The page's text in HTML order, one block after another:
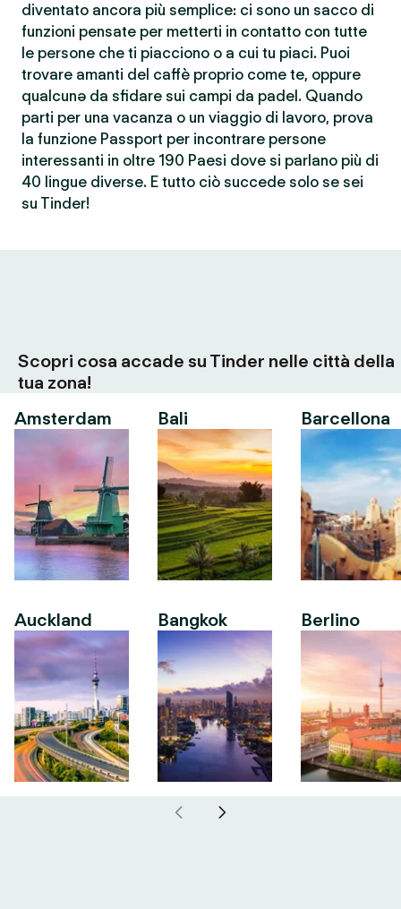
diventato ancora più semplice: ci sono un sacco di
funzioni pensate per metterti in contatto con tutte
le persone che ti piacciono o a cui tu piaci. Puoi
trovare amanti del caffè proprio come te, oppure
qualcunə da sfidare sui campi da padel. Quando
parti per una vacanza o un viaggio di lavoro, prova
la funzione Passport per incontrare persone
interessanti in oltre 190 Paesi dove si parlano più di
40 lingue diverse. E tutto ciò succede solo se sei
su Tinder!
Scopri cosa accade su Tinder nelle città della
tua zona!
Amsterdam
Auckland
Bali
Bangkok
Barcellona
Berlino